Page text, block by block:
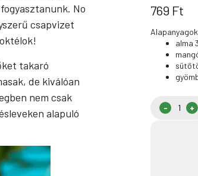
No
csapvizet
takaró
de kiválóan
nem csak
alapuló
769 Ft
alma